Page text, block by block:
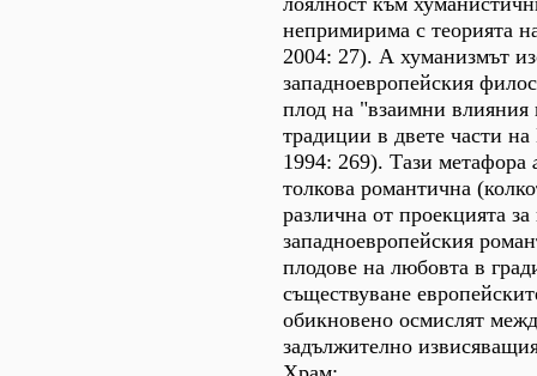
непримирима с теорията
2004: 27). А хуманизмът
западноевропейския
плод на "взаимни влияния
традиции в двете части
1994: 269). Тази метафора
толкова романтична
различна от проекцията
западноевропейския
плодове на любовта в
съществуване
обикновено осмислят
задължително